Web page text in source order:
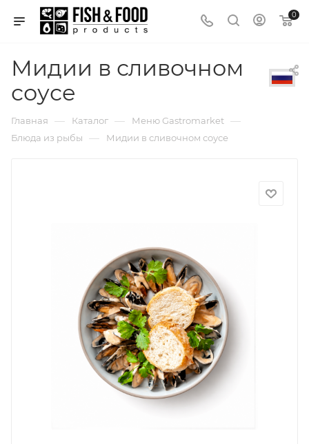
0
Мидии в сливочном
соусе
Главная — Каталог — Меню Gastromarket —
Блюда из рыбы — Мидии в сливочном соусе